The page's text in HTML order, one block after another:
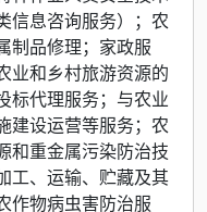
信息咨询服务）；农
制品修理；家政服
业和乡村旅游资源的
标代理服务；与农业
建设运营等服务；农
和重金属污染防治技
工、运输、贮藏及其
作物病虫害防治服